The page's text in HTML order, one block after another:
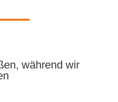
während wir